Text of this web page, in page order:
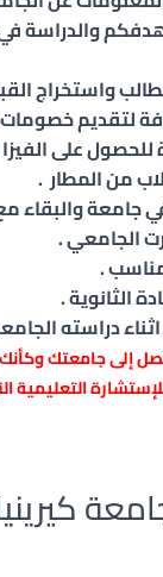
والدراسة
واستخراج
لتقديم
على الفيزا
من المطار .
جامعة والبقاء
الجامعي .
.
الثانوية .
دراسته
إلى جامعتك وكأنك
التعليمية